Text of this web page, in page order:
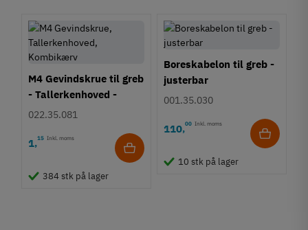
M4 Gevindskrue til greb
- Tallerkenhoved -
Krydskærv
022.35.081
1,15 Inkl. moms
384 stk på lager
Boreskabelon til greb -
justerbar
001.35.030
110,00 Inkl. moms
10 stk på lager